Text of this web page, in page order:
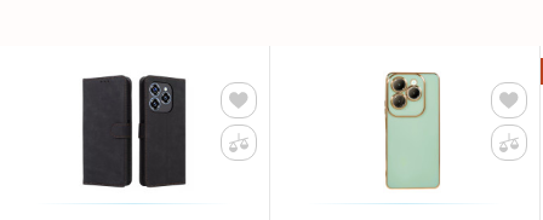
Чохол - накладка TPU Color Matte Ring для Realme 11 4G